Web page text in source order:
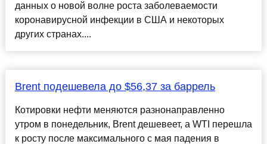
данных о новой волне роста заболеваемости
коронавирусной инфекции в США и некоторых
других странах....
Brent подешевела до $56,37 за баррель
Котировки нефти меняются разнонаправленно
утром в понедельник, Brent дешевеет, а WTI перешла
к росту после максимального с мая падения в